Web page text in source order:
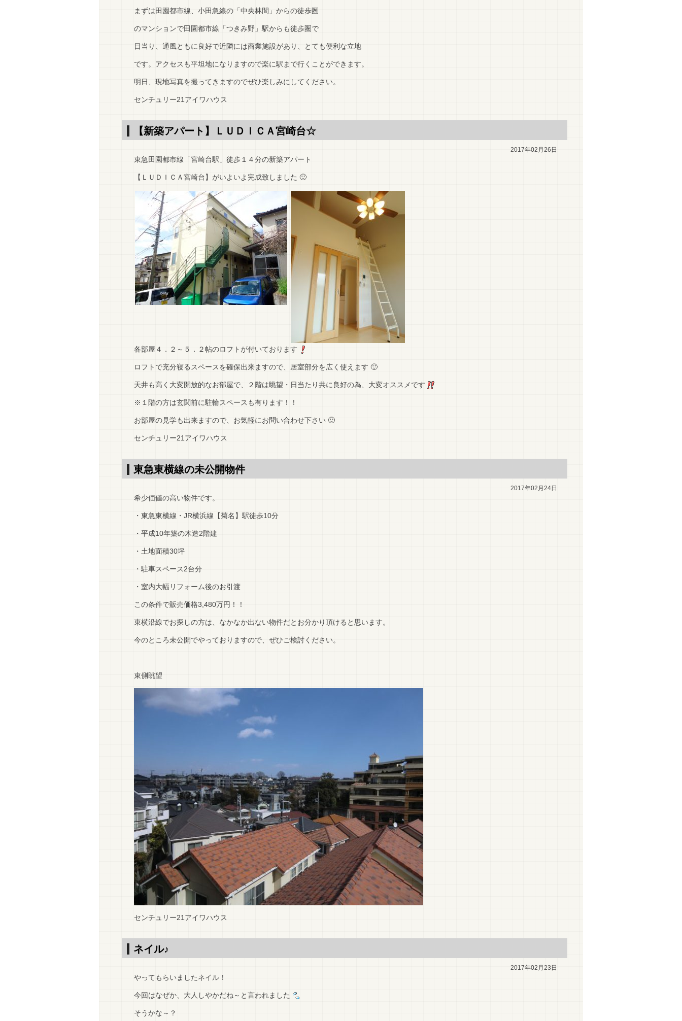
まずは田園都市線、小田急線の「中央林間」からの徒歩圏
のマンションで田園都市線「つきみ野」駅からも徒歩圏で
日当り、通風ともに良好で近隣には商業施設があり、とても便利な立地
です。アクセスも平坦地になりますので楽に駅まで行くことができます。
明日、現地写真を撮ってきますのでぜひ楽しみにしてください。
センチュリー21アイワハウス
【新築アパート】ＬＵＤＩＣＡ宮崎台☆
2017年02月26日
東急田園都市線「宮崎台駅」徒歩１４分の新築アパート
【ＬＵＤＩＣＡ宮崎台】がいよいよ完成致しました 🙂
各部屋４．２～５．２帖のロフトが付いております
ロフトで充分寝るスペースを確保出来ますので、居室部分を広く使えます 🙂
天井も高く大変開放的なお部屋で、２階は眺望・日当たり共に良好の為、大変オススメです
※１階の方は玄関前に駐輪スペースも有ります！！
お部屋の見学も出来ますので、お気軽にお問い合わせ下さい 🙂
センチュリー21アイワハウス
東急東横線の未公開物件
2017年02月24日
希少価値の高い物件です。
・東急東横線・JR横浜線【菊名】駅徒歩10分
・平成10年築の木造2階建
・土地面積30坪
・駐車スペース2台分
・室内大幅リフォーム後のお引渡
この条件で販売価格3,480万円！！
東横沿線でお探しの方は、なかなか出ない物件だとお分かり頂けると思います。
今のところ未公開でやっておりますので、ぜひご検討ください。
東側眺望
センチュリー21アイワハウス
ネイル♪
2017年02月23日
やってもらいましたネイル！
今回はなぜか、大人しやかだね～と言われました
そうかな～？